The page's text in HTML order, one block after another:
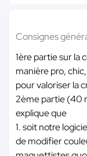
Consignes
1ère partie sur la
manière pro,
pour valoriser la
2ème partie (40
explique que
1. soit notre
de modifier